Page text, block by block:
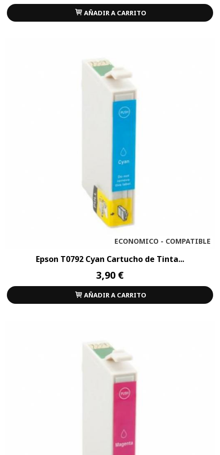
AÑADIR A CARRITO
ECONOMICO - COMPATIBLE
Epson T0792 Cyan Cartucho de Tinta...
3,90 €
AÑADIR A CARRITO